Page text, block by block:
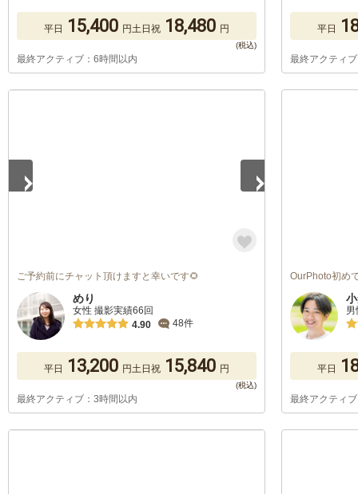
平日 15,400 円土日祝 18,480 円
最終アクティブ：6時間以内
平日
最終アクティ
ご予約前にチャット頂けますと幸いです🌻
めり
女性 撮影実績66回
4.90
48件
平日 13,200 円土日祝 15,840 円
最終アクティブ：3時間以内
OurPhoto初め
平日
最終アクティ